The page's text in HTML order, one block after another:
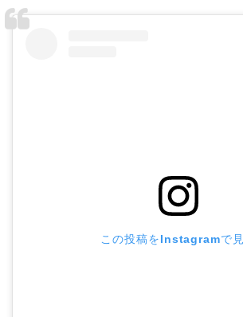
この投稿をInstagramで